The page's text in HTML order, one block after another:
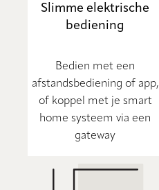
Slimme elektrische
bediening
Bedien met een
afstandsbediening of app,
of koppel met je smart
home systeem via een
gateway